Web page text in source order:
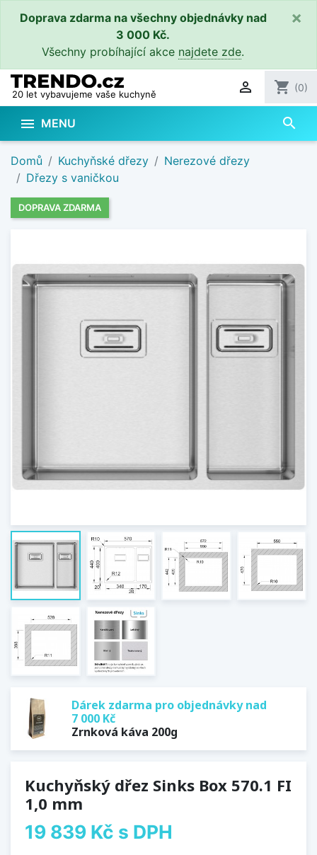
Doprava zdarma na všechny objednávky nad
3 000 Kč.
Všechny probíhající akce najdete zde.
×
20 let vybavujeme vaše kuchyně  shopping_cart (0)
 MENU search
Domů Kuchyňské dřezy
Nerezové dřezy
Dřezy s vaničkou
DOPRAVA ZDARMA
Dárek zdarma pro objednávky nad
7 000 Kč
Zrnková káva 200g
Kuchyňský dřez Sinks Box 570.1 FI
1,0 mm
19 839 Kč s DPH